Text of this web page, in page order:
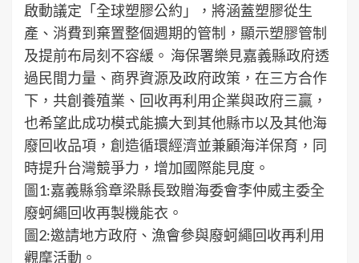
啟動議定「全球塑膠公約」，將涵蓋塑膠從生
產、消費到棄置整個週期的管制，顯示塑膠管制
及提前布局刻不容緩。 海保署樂見嘉義縣政府透
過民間力量、商界資源及政府政策，在三方合作
下，共創養殖業、回收再利用企業與政府三贏，
也希望此成功模式能擴大到其他縣市以及其他海
廢回收品項，創造循環經濟並兼顧海洋保育，同
時提升台灣競爭力，增加國際能見度。
圖1:嘉義縣翁章梁縣長致贈海委會李仲威主委全
廢蚵繩回收再製機能衣。
圖2:邀請地方政府、漁會參與廢蚵繩回收再利用
觀摩活動。